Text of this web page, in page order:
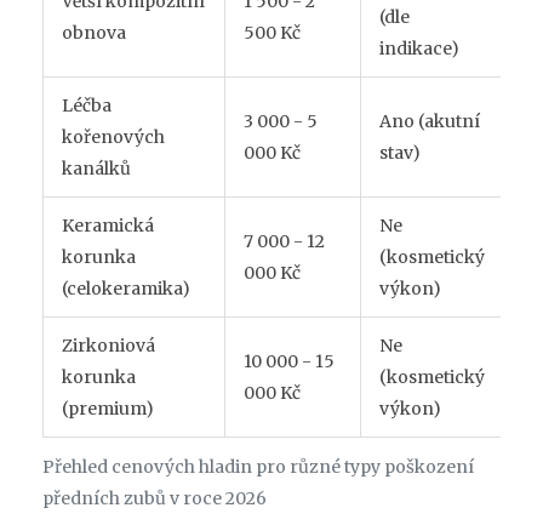
Přehled cenových hladin pro různé typy poškození
předních zubů v roce 2026
obnova
500 Kč
(dle
indikace)
Léčba
kořenových
kanálků
3 000 - 5
000 Kč
Ano (akutní
stav)
Keramická
korunka
(celokeramika)
7 000 - 12
000 Kč
Ne
(kosmetický
výkon)
Zirkoniová
korunka
(premium)
10 000 - 15
000 Kč
Ne
(kosmetický
výkon)